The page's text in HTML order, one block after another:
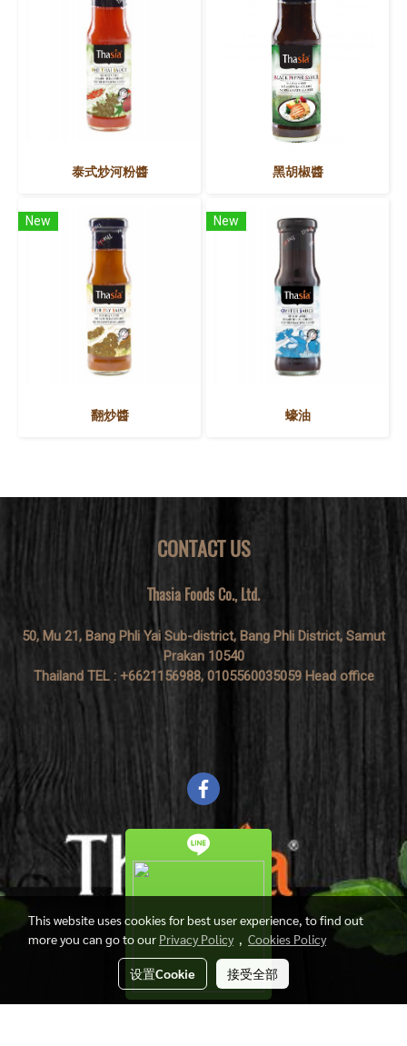
泰式炒河粉醬 黑胡椒醬
New
翻炒醬
New
蠔油
CONTACT US
Thasia Foods Co., Ltd.
50, Mu 21, Bang Phli Yai Sub-district, Bang Phli District, Samut
Prakan 10540
Thailand TEL : +6621156988, 0105560035059 Head office
This website uses cookies for best user experience, to find out
more you can go to our Privacy Policy, Cookies Policy
设置Cookie 接受全部